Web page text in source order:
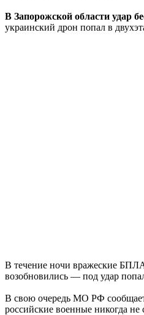
В Запорожской области удар
украинский дрон попал в
В течение ночи вражеские БПЛА
возобновились — под удар
В свою очередь МО РФ
российские военные никогда не